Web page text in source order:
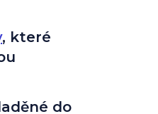
, které
do